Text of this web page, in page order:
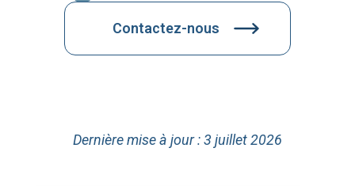
Contactez-nous
Dernière mise à jour : 3 juillet 2026